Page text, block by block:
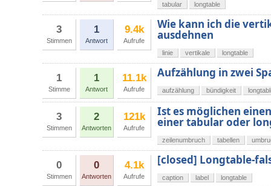
tabular longtable
3
Stimmen
1
Antwort
9.4k
Aufrufe
Wie kann ich die
ausdehnen
linie vertikale longtable
1
Stimme
1
Antwort
11.1k
Aufrufe
Aufzählung in zwei
aufzählung bündigkeit
3
Stimmen
2
Antworten
121k
Aufrufe
Ist es möglichen
einer tabular oder
zeilenumbruch tabellen
0
Stimmen
0
Antworten
4.1k
Aufrufe
[closed] Longtable-
caption label longtable